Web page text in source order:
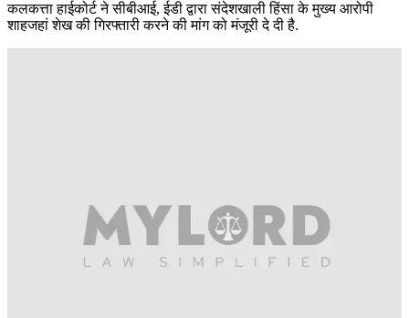
कलकत्ता हाईकोर्ट ने सीबीआई, ईडी द्वारा संदेशखाली हिंसा के मुख्य आरोपी
शाहजहां शेख की गिरफ्तारी करने की मांग को मंजूरी दे दी है.